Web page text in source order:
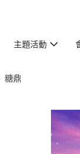
主題活動
糖鼎